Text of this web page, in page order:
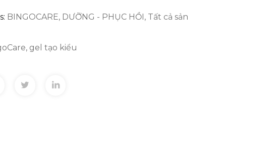
BINGOCARE, DƯỠNG - PHỤC HỒI, Tất cả sản
, gel tạo kiểu